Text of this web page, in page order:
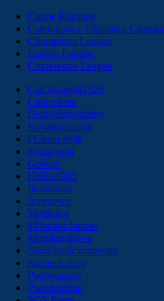
Coppe Europee
Calendario e Classifica
Champions League
Europa League
Conference League
Calcionapoli1926
Cittaceleste
Derbyderbyderby
Fantamagazine
FCInter1908
Forzaroma
Golssip
Hellas1903
Ilmilanista
Juvenews
Mediagol
Milanistichannel
Mondoudinese
Notiziecalciomercato
Numericalcio
Padovasport
Pianetamilan